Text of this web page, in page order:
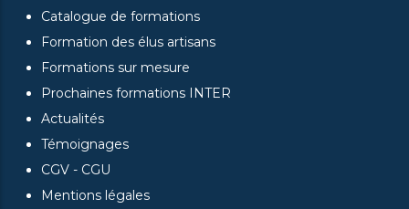
Catalogue de formations
Formation des élus artisans
Formations sur mesure
Prochaines formations INTER
Actualités
Témoignages
CGV - CGU
Mentions légales